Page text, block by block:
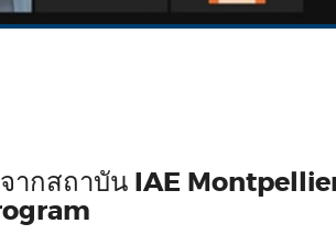
ากสถาบัน IAE